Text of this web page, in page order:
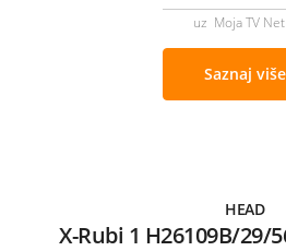
uz Moja TV Net
Saznaj više
HEAD
X-Rubi 1 H26109B/